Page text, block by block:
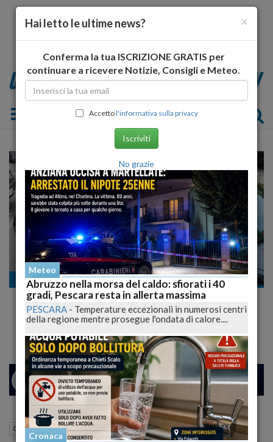
Toggle navigation
Cronaca
Per comprare la droga ruba 23 confezioni di
shampoo
MILANO 24 27
Cronaca Pescara (PE) 15 Ottobre 2012 19:39
×
Hai letto le ultime news?
Conferma la tua ISCRIZIONE GRATIS per
continuare a ricevere Notizie, Consigli e Meteo.
Accettol'informativa sulla privacy
Iscriviti
No grazie
Meteo
Abruzzo nella morsa del caldo: sfiorati i 40
gradi, Pescara resta in allerta massima
PESCARA - Temperature eccezionali in numerosi centri
della regione mentre prosegue l'ondata di calore....
Cronaca